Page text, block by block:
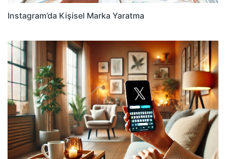
Instagram’da Kişisel Marka Yaratma